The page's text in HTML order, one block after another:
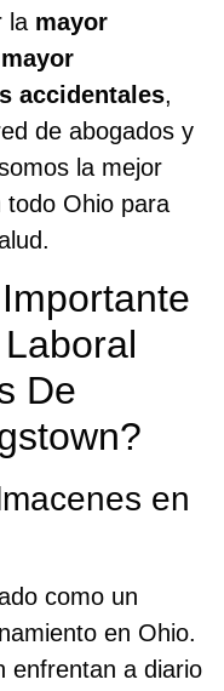
la mayor
mayor
accidentales,
de abogados y
la mejor
todo Ohio para
De
en
como un
en Ohio.
enfrentan a diario